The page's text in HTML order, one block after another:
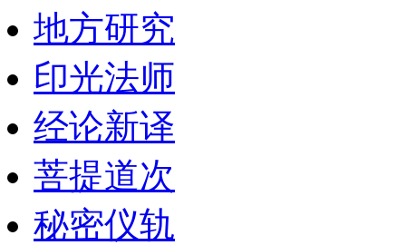
地方研究
印光法师
经论新译
菩提道次
秘密仪轨